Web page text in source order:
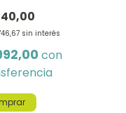
sin interés
con